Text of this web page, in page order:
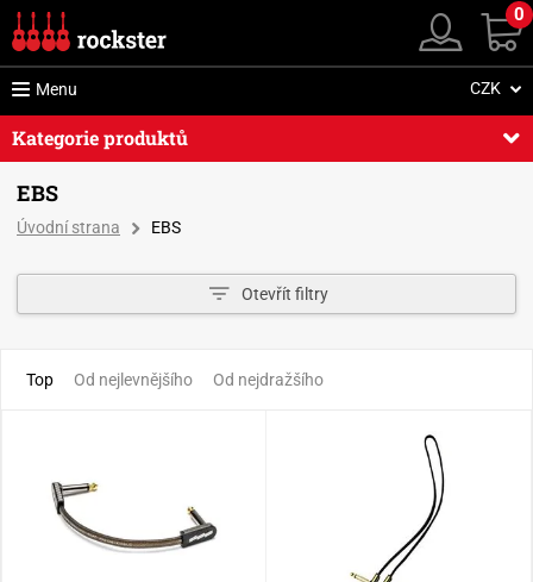
0
Menu CZK
Kategorie produktů
EBS
Úvodní strana EBS
Otevřít filtry
Top Od nejlevnějšího Od nejdražšího